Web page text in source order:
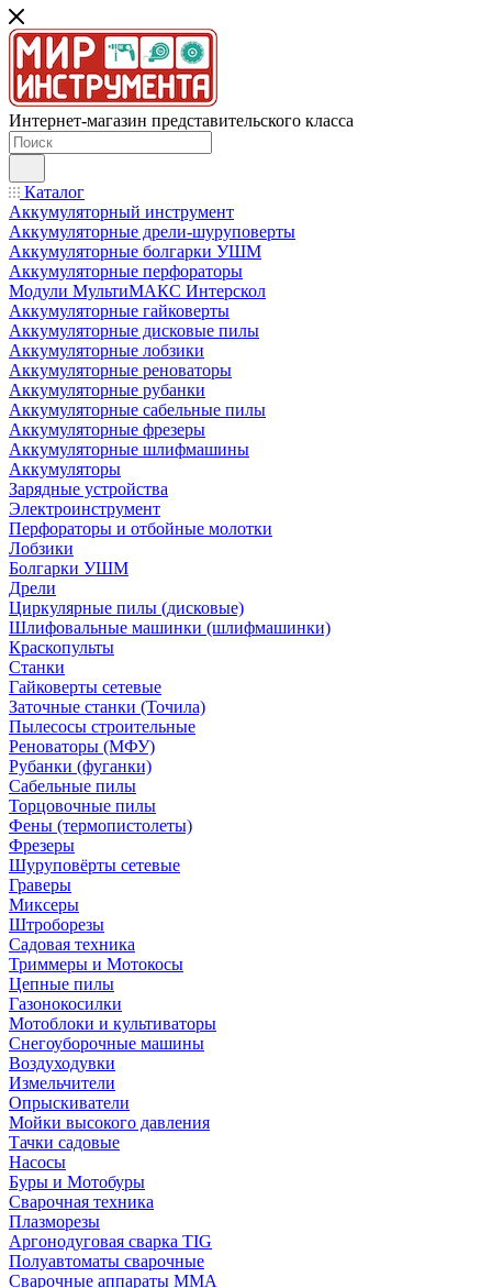
Интернет-магазин представительского класса
Каталог
Аккумуляторный инструмент
Аккумуляторные дрели-шуруповерты
Аккумуляторные болгарки УШМ
Аккумуляторные перфораторы
Модули МультиМАКС Интерскол
Аккумуляторные гайковерты
Аккумуляторные дисковые пилы
Аккумуляторные лобзики
Аккумуляторные реноваторы
Аккумуляторные рубанки
Аккумуляторные сабельные пилы
Аккумуляторные фрезеры
Аккумуляторные шлифмашины
Аккумуляторы
Зарядные устройства
Электроинструмент
Перфораторы и отбойные молотки
Лобзики
Болгарки УШМ
Дрели
Циркулярные пилы (дисковые)
Шлифовальные машинки (шлифмашинки)
Краскопульты
Станки
Гайковерты сетевые
Заточные станки (Точила)
Пылесосы строительные
Реноваторы (МФУ)
Рубанки (фуганки)
Сабельные пилы
Торцовочные пилы
Фены (термопистолеты)
Фрезеры
Шуруповёрты сетевые
Граверы
Миксеры
Штроборезы
Садовая техника
Триммеры и Мотокосы
Цепные пилы
Газонокосилки
Мотоблоки и культиваторы
Снегоуборочные машины
Воздуходувки
Измельчители
Опрыскиватели
Мойки высокого давления
Тачки садовые
Насосы
Буры и Мотобуры
Сварочная техника
Плазморезы
Аргонодуговая сварка TIG
Полуавтоматы сварочные
Сварочные аппараты ММА